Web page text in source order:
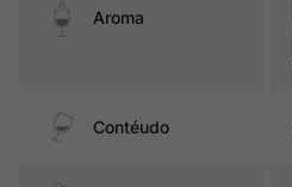
Aroma
Contéudo